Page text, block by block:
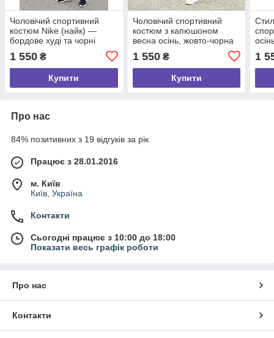
Чоловічий спортивний
костюм Nike (найк) —
бордове худі та чорні
1 550 ₴
Купити
Чоловічий спортивний
костюм з капюшоном
весна осінь, жовто-чорна
виробника розмір S
1 550₴
Купити
1
Про нас
84% позитивних з 19 відгуків за рік
Працює з 28.01.2016
м. Київ
Київ, Україна
Контакти
Сьогодні працює з 10:00 до 18:00
Показати весь графік роботи
Про нас
Контакти